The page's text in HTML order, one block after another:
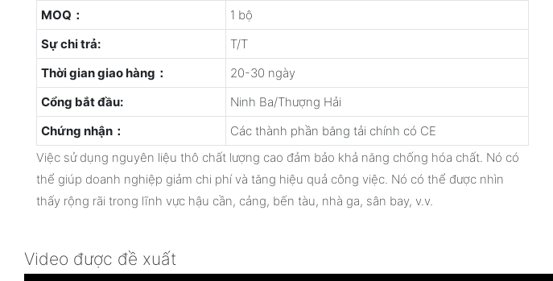
MOQ：
1 bộ
Sự chi trả:
T/T
Thời gian giao hàng：
20-30 ngày
Cổng bắt đầu:
Ninh Ba/Thượng Hải
Chứng nhận：
Các thành phần băng tải chính có CE
Việc sử dụng nguyên liệu thô chất lượng cao đảm bảo khả năng chống hóa chất. Nó có
thể giúp doanh nghiệp giảm chi phí và tăng hiệu quả công việc. Nó có thể được nhìn
thấy rộng rãi trong lĩnh vực hậu cần, cảng, bến tàu, nhà ga, sân bay, v.v.
Video được đề xuất